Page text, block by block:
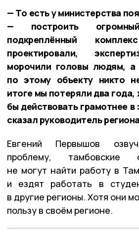
— То есть у министерства
— построить
подкреплённый
проектировали,
морочили головы людям, а
по этому объекту никто
итоге мы потеряли два
бы действовать грамотнее
сказал руководитель
Евгений Первышов
проблему, тамбовские
не могут найти работу в
и ездят работать в
в другие регионы. Хотя они
пользу в своём регионе.